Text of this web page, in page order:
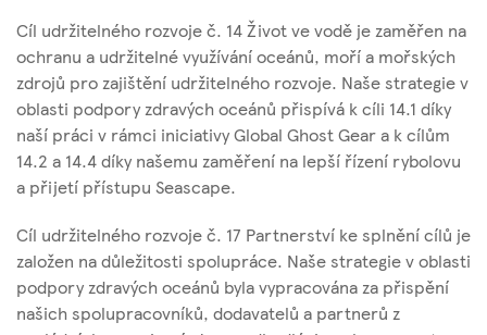
Cíl udržitelného rozvoje č. 14 Život ve vodě je zaměřen na
ochranu a udržitelné využívání oceánů, moří a mořských
zdrojů pro zajištění udržitelného rozvoje. Naše strategie v
oblasti podpory zdravých oceánů přispívá k cíli 14.1 díky
naší práci v rámci iniciativy Global Ghost Gear a k cílům
14.2 a 14.4 díky našemu zaměření na lepší řízení rybolovu
a přijetí přístupu Seascape.
Cíl udržitelného rozvoje č. 17 Partnerství ke splnění cílů je
založen na důležitosti spolupráce. Naše strategie v oblasti
podpory zdravých oceánů byla vypracována za přispění
našich spolupracovníků, dodavatelů a partnerů z